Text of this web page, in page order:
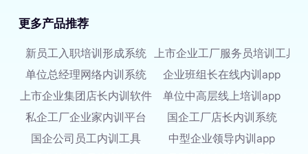
更多产品推荐
新员工入职培训形成系统
上市企业工厂服务员培训工具
单位总经理网络内训系统
企业班组长在线内训app
上市企业集团店长内训软件
单位中高层线上培训app
私企工厂企业家内训平台
国企工厂店长内训系统
国企公司员工内训工具
中型企业领导内训app